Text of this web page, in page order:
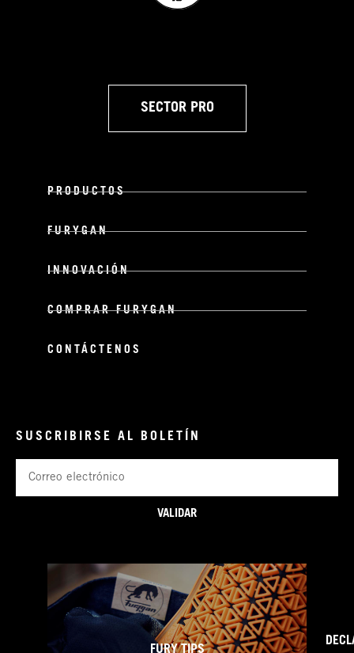
SECTOR PRO
PRODUCTOS
FURYGAN
INNOVACIÓN
COMPRAR FURYGAN
CONTÁCTENOS
SUSCRIBIRSE AL BOLETÍN
electrónico
VALIDAR
FURY TIPS